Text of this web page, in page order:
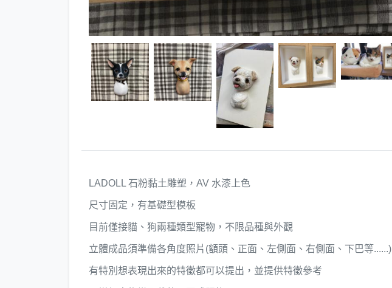
LADOLL 石粉黏土雕塑，AV 水漆上色
尺寸固定，有基礎型模板
目前僅接貓、狗兩種類型寵物，不限品種與外觀
立體成品須準備各角度照片(額頭、正面、左側面、右側面、下巴等......)
有特別想表現出來的特徵都可以提出，並提供特徵參考